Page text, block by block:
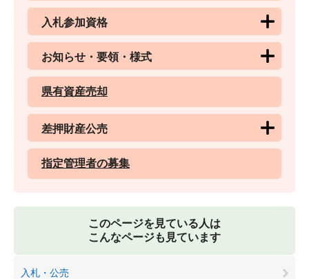
入札参加資格
お知らせ・要領・様式
県有資産売却
差押財産公売
指定管理者の募集
このページを見ている人は
こんなページも見ています
入札・公売